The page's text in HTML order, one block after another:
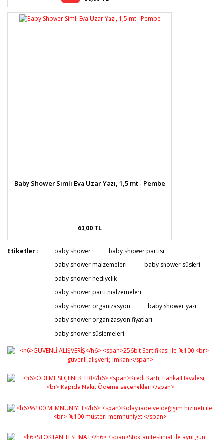
Baby Shower Simli Eva Uzar Yazı, 1,5 mt - Pembe
60,00 TL
Etiketler : baby shower
baby shower partisi
baby shower malzemeleri
baby shower süsleri
baby shower hediyelik
baby shower parti malzemeleri
baby shower organizasyon
baby shower yazı
baby shower organizasyon fiyatları
baby shower süslemeleri